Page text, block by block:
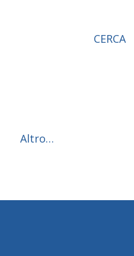
CERCA
Altro…